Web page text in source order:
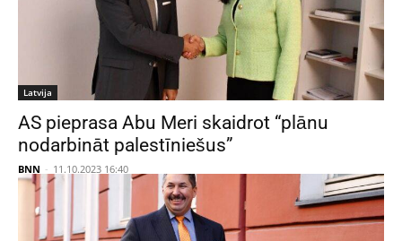
Latvija
AS pieprasa Abu Meri skaidrot “plānu
nodarbināt palestīniešus”
BNN - 11.10.2023 16:40